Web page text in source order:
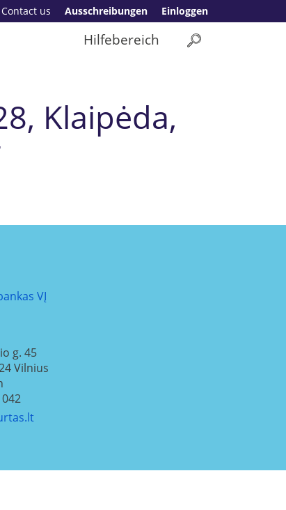
Einloggen
Ausschreibungen
Contact us
Hilfebereich
Klaipėda,
VĮ
g. 45
Vilnius